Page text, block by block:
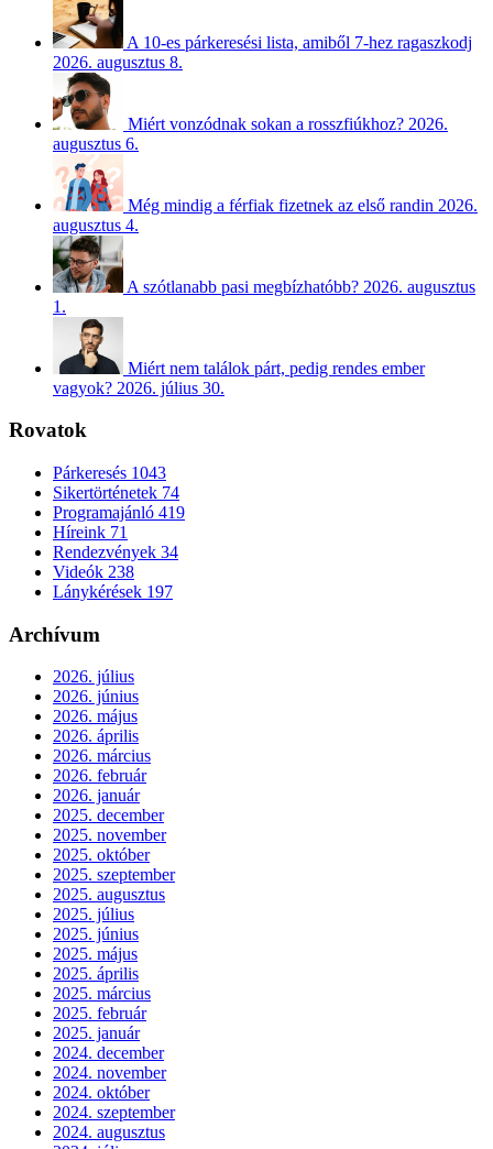
A 10-es párkeresési lista, amiből 7-hez ragaszkodj
2026. augusztus 8.
Miért vonzódnak sokan a rosszfiúkhoz? 2026.
augusztus 6.
Még mindig a férfiak fizetnek az első randin 2026.
augusztus 4.
A szótlanabb pasi megbízhatóbb? 2026. augusztus
1.
Miért nem találok párt, pedig rendes ember
vagyok? 2026. július 30.
Rovatok
Párkeresés 1043
Sikertörténetek 74
Programajánló 419
Híreink 71
Rendezvények 34
Videók 238
Lánykérések 197
Archívum
2026. július
2026. június
2026. május
2026. április
2026. március
2026. február
2026. január
2025. december
2025. november
2025. október
2025. szeptember
2025. augusztus
2025. július
2025. június
2025. május
2025. április
2025. március
2025. február
2025. január
2024. december
2024. november
2024. október
2024. szeptember
2024. augusztus